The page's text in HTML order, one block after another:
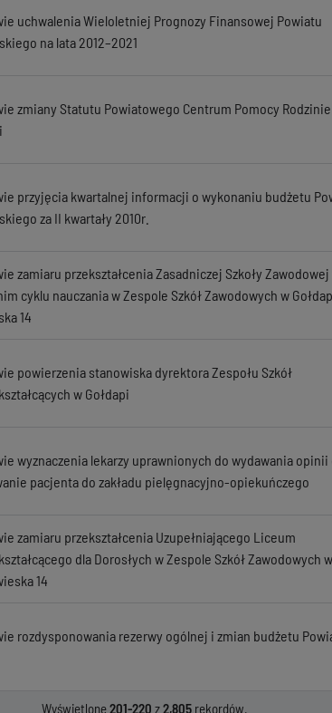
uchwalenia Wieloletniej Prognozy Finansowej Powiatu
na lata 2012–2021
zmiany Statutu Powiatowego Centrum Pomocy
przyjęcia kwartalnej informacji o wykonaniu budżetu
za II kwartały 2010r.
zamiaru przekształcenia Zasadniczej Szkoły Zawodowej
cyklu nauczania w Zespole Szkół Zawodowych w
14
powierzenia stanowiska dyrektora Zespołu Szkół
w Gołdapi
wyznaczenia lekarzy uprawnionych do wydawania opinii
pacjenta do zakładu pielęgnacyjno-opiekuńczego
zamiaru przekształcenia Uzupełniającego Liceum
dla Dorosłych w Zespole Szkół Zawodowych
14
rozdysponowania rezerwy ogólnej i zmian budżetu
Wyświetlone201-220 z2,805 rekordów.